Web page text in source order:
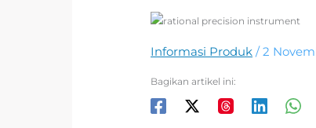
Informasi Produk /2
Bagikan artikel ini: